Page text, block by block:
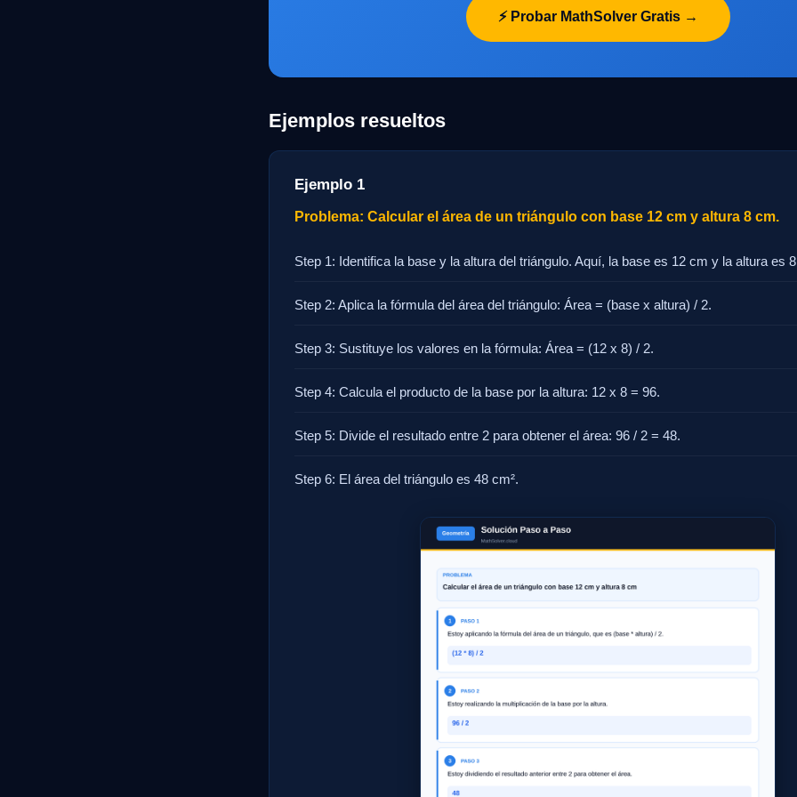
⚡ Probar MathSolver Gratis →
Ejemplos resueltos
Ejemplo 1
Problema: Calcular el área de un triángulo con base 12 cm y altura 8 cm.
Step 1: Identifica la base y la altura del triángulo. Aquí, la base es 12 cm y la altura es
Step 2: Aplica la fórmula del área del triángulo: Área = (base x altura) / 2.
Step 3: Sustituye los valores en la fórmula: Área = (12 x 8) / 2.
Step 4: Calcula el producto de la base por la altura: 12 x 8 = 96.
Step 5: Divide el resultado entre 2 para obtener el área: 96 / 2 = 48.
Step 6: El área del triángulo es 48 cm².